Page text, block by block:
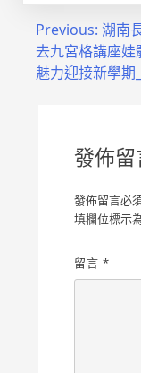
Previous: 湖南
去九宮格講座娃
魅力迎接新學期
發佈留
發佈留言必
填欄位標示
留言 *